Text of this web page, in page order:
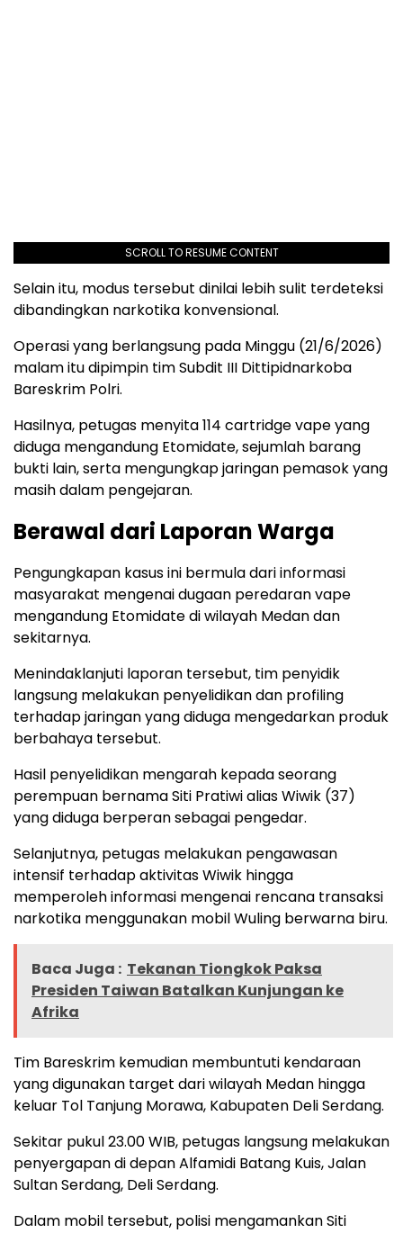
SCROLL TO RESUME CONTENT
Selain itu, modus tersebut dinilai lebih sulit terdeteksi
dibandingkan narkotika konvensional.
Operasi yang berlangsung pada Minggu (21/6/2026)
malam itu dipimpin tim Subdit III Dittipidnarkoba
Bareskrim Polri.
Hasilnya, petugas menyita 114 cartridge vape yang
diduga mengandung Etomidate, sejumlah barang
bukti lain, serta mengungkap jaringan pemasok yang
masih dalam pengejaran.
Berawal dari Laporan Warga
Pengungkapan kasus ini bermula dari informasi
masyarakat mengenai dugaan peredaran vape
mengandung Etomidate di wilayah Medan dan
sekitarnya.
Menindaklanjuti laporan tersebut, tim penyidik
langsung melakukan penyelidikan dan profiling
terhadap jaringan yang diduga mengedarkan produk
berbahaya tersebut.
Hasil penyelidikan mengarah kepada seorang
perempuan bernama Siti Pratiwi alias Wiwik (37)
yang diduga berperan sebagai pengedar.
Selanjutnya, petugas melakukan pengawasan
intensif terhadap aktivitas Wiwik hingga
memperoleh informasi mengenai rencana transaksi
narkotika menggunakan mobil Wuling berwarna biru.
Baca Juga : Tekanan Tiongkok Paksa
Presiden Taiwan Batalkan Kunjungan ke
Afrika
Tim Bareskrim kemudian membuntuti kendaraan
yang digunakan target dari wilayah Medan hingga
keluar Tol Tanjung Morawa, Kabupaten Deli Serdang.
Sekitar pukul 23.00 WIB, petugas langsung melakukan
penyergapan di depan Alfamidi Batang Kuis, Jalan
Sultan Serdang, Deli Serdang.
Dalam mobil tersebut, polisi mengamankan Siti